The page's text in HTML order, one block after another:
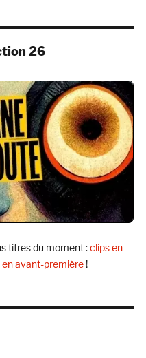
26
titres du moment :clips en
avant-première !